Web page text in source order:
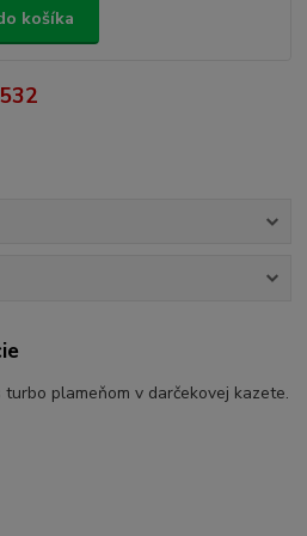
košíka
plameňom v darčekovej kazete.